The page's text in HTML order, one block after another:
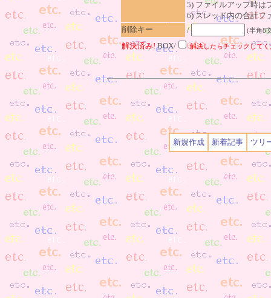
5) ファイルアップ時は
6) スレッド内の合計
削除キー
/ (半角8
解決済み! BOX/ 解決したらチェックして
新規作成 新着記事 ツリ